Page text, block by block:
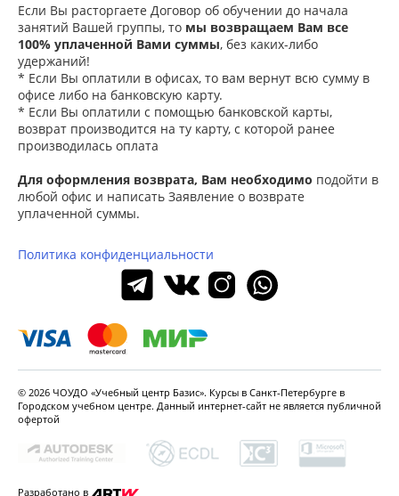
Если Вы расторгаете Договор об обучении до начала
занятий Вашей группы, то мы возвращаем Вам все
100% уплаченной Вами суммы, без каких-либо
удержаний!
* Если Вы оплатили в офисах, то вам вернут всю сумму в
офисе либо на банковскую карту.
* Если Вы оплатили с помощью банковской карты,
возврат производится на ту карту, с которой ранее
производилась оплата
Для оформления возврата, Вам необходимо подойти в
любой офис и написать Заявление о возврате
уплаченной суммы.
Политика конфиденциальности
© 2026 ЧОУДО «Учебный центр Базис». Курсы в Санкт-Петербурге в
Городском учебном центре. Данный интернет-сайт не является публичной
офертой
Разработано в